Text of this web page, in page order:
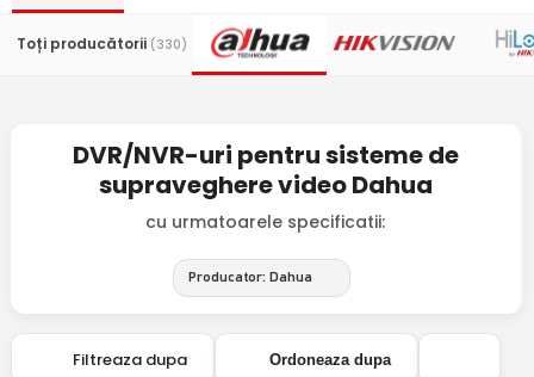
Toți producătorii (330)
DVR/NVR-uri pentru sisteme de
supraveghere video Dahua
cu urmatoarele specificatii:
Producator: Dahua
Filtreaza dupa Ordoneaza dupa